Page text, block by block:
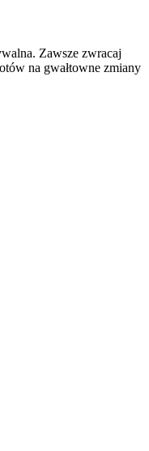
Zawsze zwracaj
na gwałtowne zmiany